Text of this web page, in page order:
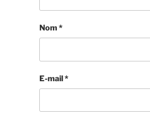
Nom *
E-mail*